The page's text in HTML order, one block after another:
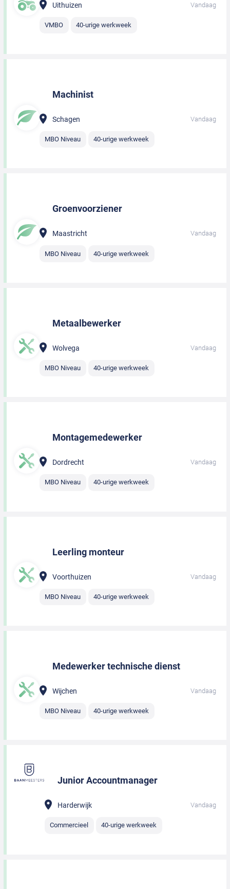
Uithuizen Vandaag
VMBO 40-urige werkweek
Machinist
Schagen Vandaag
MBO Niveau 40-urige werkweek
Groenvoorziener
Maastricht Vandaag
MBO Niveau 40-urige werkweek
Metaalbewerker
Wolvega Vandaag
MBO Niveau 40-urige werkweek
Montagemedewerker
Dordrecht Vandaag
MBO Niveau 40-urige werkweek
Leerling monteur
Voorthuizen Vandaag
MBO Niveau 40-urige werkweek
Medewerker technische dienst
Wijchen Vandaag
MBO Niveau 40-urige werkweek
Junior Accountmanager
Harderwijk Vandaag
Commercieel 40-urige werkweek